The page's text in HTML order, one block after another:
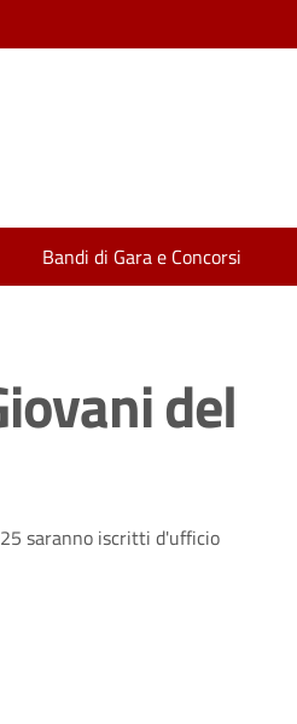
Bandi di Gara e Concorsi
del
saranno iscritti d'ufficio